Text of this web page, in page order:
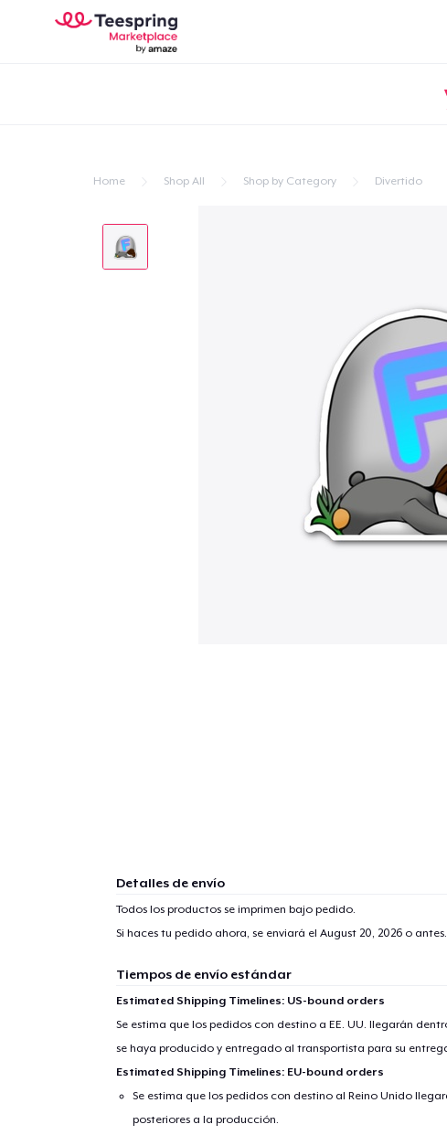
Home Shop All Shop by Category Divertido
Detalles de envío
Todos los productos se imprimen bajo pedido.
Si haces tu pedido ahora, se enviará el August 20, 2026o antes.
Tiempos de envío estándar
Estimated Shipping Timelines: US-bound orders
Se estima que los pedidos con destino a EE. UU. llegarán
se haya producido y entregado al transportista para su
Estimated Shipping Timelines: EU-bound orders
Se estima que los pedidos con destino al Reino Unido
posteriores a la producción.